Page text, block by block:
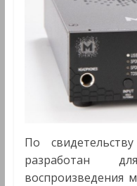
По
разработан
воспроизведения